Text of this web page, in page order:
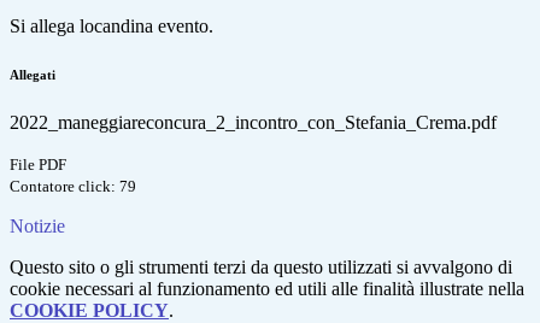
Si allega locandina evento.
Allegati
2022_maneggiareconcura_2_incontro_con_Stefania_Crema.pdf
File PDF
Contatore click: 79
Notizie
Questo sito o gli strumenti terzi da questo utilizzati si avvalgono di
cookie necessari al funzionamento ed utili alle finalità illustrate nella
COOKIE POLICY.